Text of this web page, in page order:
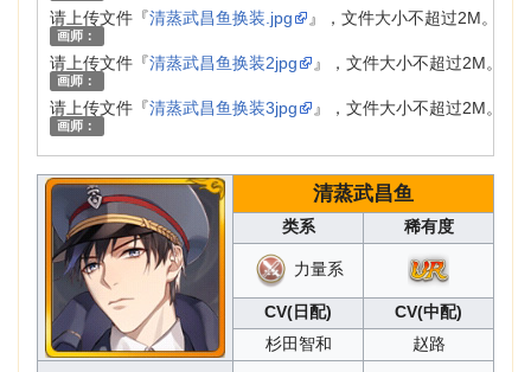
请上传文件『清蒸武昌鱼换装.jpg 』，文件大小不超过2M。
画师：
请上传文件『清蒸武昌鱼换装2jpg 』，文件大小不超过2M。
画师：
请上传文件『清蒸武昌鱼换装3jpg 』，文件大小不超过2M。
画师：
清蒸武昌鱼
类系 稀有度
力量系
CV(日配)
CV(中配)
杉田智和
赵路